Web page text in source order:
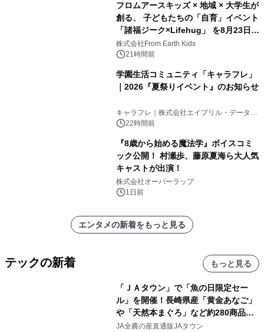
フロムアースキッズ × 地域 × 大学生が
創る、 子どもたちの「自育」イベント
「諸福ジーク×Lifehug」 を8月23日
(日)開催
株式会社From Earth Kids
21時間前
学園生活コミュニティ「キャラフレ」
｜2026『夏祭りイベント』のお知らせ
キャラフレ｜株式会社エイプリル・データ・
デザインズ
22時間前
『8歳から始める魔法学』ボイスコミ
ック公開！ 村瀬歩、藤原夏海ら大人気
キャストが出演！
株式会社オーバーラップ
1日前
エンタメの新着をもっと見る
テックの新着 もっと見る
「ＪＡタウン」で「魚の日限定セー
ル」を開催！長崎県産「黄金あなご」
や「天然本まぐろ」など約280商品を
販売！～毎月１０日の定例企画～
JA全農の産直通販JAタウン